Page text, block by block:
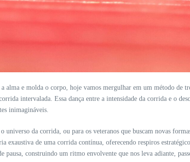
alma e molda o corpo, hoje vamos mergulhar em um método
intervalada. Essa dança entre a intensidade da corrida e o
inimagináveis.
universo da corrida, ou para os veteranos que buscam novas
exaustiva de uma corrida contínua, oferecendo respiros
pausa, construindo um ritmo envolvente que nos leva adiante,